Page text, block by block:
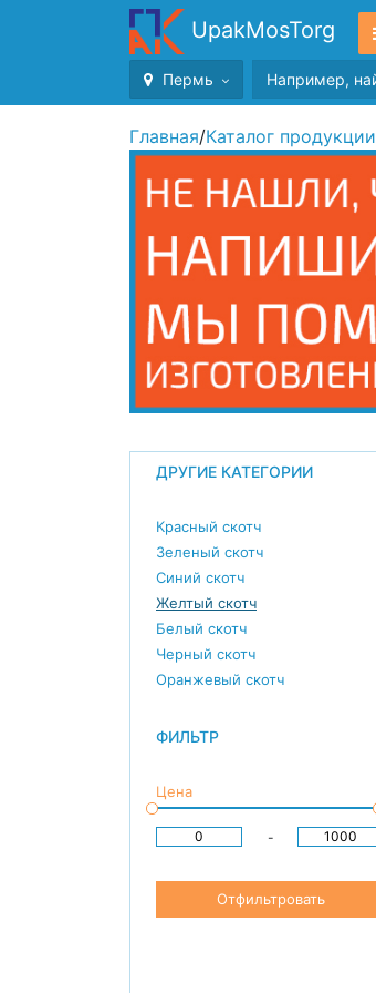
UpakMosTorg
Пермь
Главная/Каталог продукции
ДРУГИЕ КАТЕГОРИИ
Красный скотч
Зеленый скотч
Синий скотч
Желтый скотч
Белый скотч
Черный скотч
Оранжевый скотч
ФИЛЬТР
Цена
-
Отфильтровать